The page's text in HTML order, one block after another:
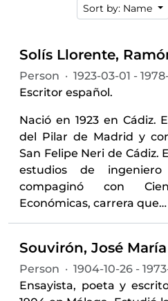
Sort by: Name
Solís Llorente,
Person · 1923-03-01 -
Escritor español.
Nació en 1923 en Cádiz.
del Pilar de Madrid y
San Felipe Neri de Cádiz.
estudios de
compaginó con
Económicas, carrera que…
Souvirón, José María
Person · 1904-10-26 -
Ensayista, poeta y